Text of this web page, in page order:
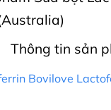
Thông tin sản
Bovilove